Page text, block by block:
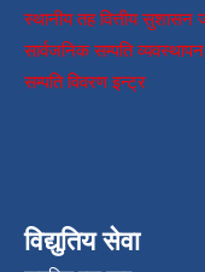
स्थानीय तह वित्तीय
सार्वजनिक सम्पति
सम्पति विवरण इन्ट्र
विद्युतिय सेवा